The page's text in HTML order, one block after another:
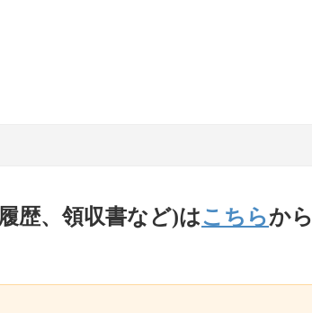
歴、領収書など)はこちらから